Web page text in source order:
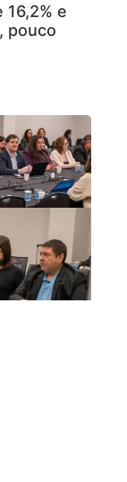
e
pouco